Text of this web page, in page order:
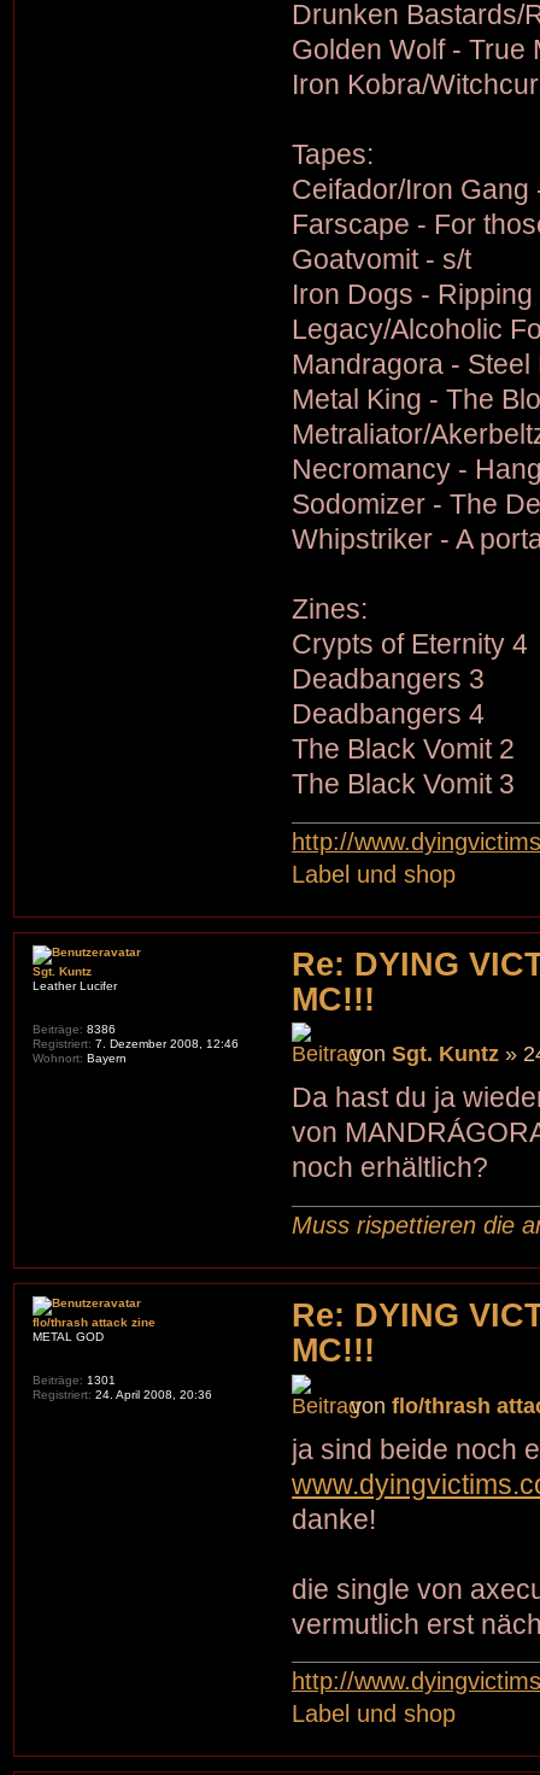
Drunken Bastards/
Golden Wolf - True
Iron Kobra/
Tapes:
Ceifador/Iron
Farscape - For
Goatvomit - s/t
Iron Dogs - Ripping
Legacy/Alcoholic
Mandragora - Steel
Metal King - The
Metraliator/
Necromancy -
Sodomizer - The
Whipstriker - A
Zines:
Crypts of Eternity 4
Deadbangers 3
Deadbangers 4
The Black Vomit 2
The Black Vomit 3
http://
Label und shop
Re: DYING
MC!!!
vonSgt. Kuntz »
Da hast du ja
von
noch erhältlich?
Muss rispettieren die
Sgt. Kuntz
Leather Lucifer
Beiträge: 8386
Registriert: 7. Dezember 2008, 12:46
Wohnort: Bayern
Re: DYING
MC!!!
vonflo/thrash
ja sind beide noch
danke!
die single von
vermutlich erst
http://
Label und shop
flo/thrash attack zine
METAL GOD
Beiträge: 1301
Registriert: 24. April 2008, 20:36